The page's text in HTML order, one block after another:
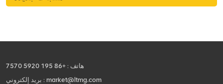
مواقع العمل الشاقة، مع توفير
هاتف : +86 195 5920 7570
بريد إلكتروني : market@ltmg.com